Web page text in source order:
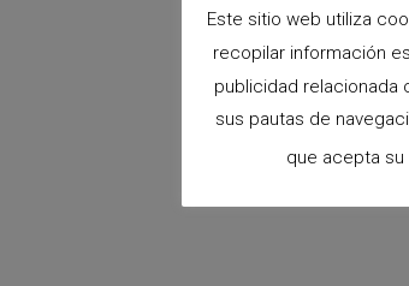
Este sitio web utiliza
recopilar información
publicidad relacionada
sus pautas de
que acepta su